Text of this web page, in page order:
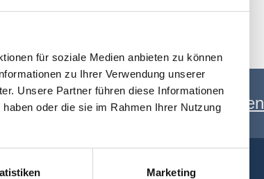
für soziale Medien anbieten zu können
zu Ihrer Verwendung unserer
Unsere Partner führen diese Informationen
oder die sie im Rahmen Ihrer Nutzung
Marketing
Akademie Newsletter anmelden